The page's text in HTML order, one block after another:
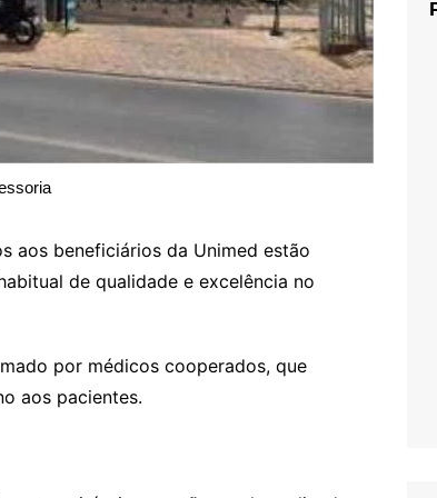
aos beneficiários da Unimed estão
de qualidade e excelência no
por médicos cooperados, que
aos pacientes.